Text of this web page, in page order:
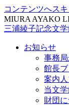
コンテンツへス
MIURA AYAKO
三浦綾子記念文
お知らせ
事務局
館長
案内
当文
財団